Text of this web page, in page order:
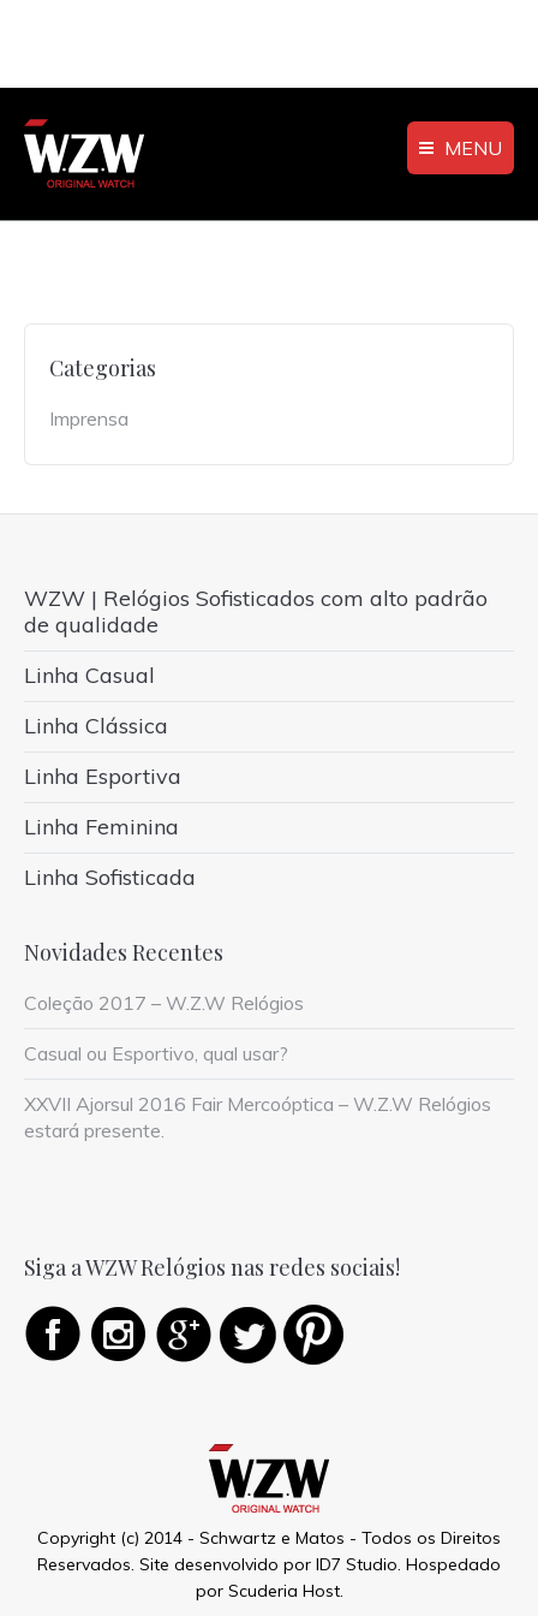
MENU
Categorias
Imprensa
WZW | Relógios Sofisticados com alto padrão
de qualidade
Linha Casual
Linha Clássica
Linha Esportiva
Linha Feminina
Linha Sofisticada
Novidades Recentes
Coleção 2017 – W.Z.W Relógios
Casual ou Esportivo, qual usar?
XXVII Ajorsul 2016 Fair Mercoóptica – W.Z.W Relógios
estará presente.
Siga a WZW Relógios nas redes sociais!
Copyright (c) 2014 - Schwartz e Matos - Todos os Direitos
Reservados. Site desenvolvido por ID7 Studio. Hospedado
por Scuderia Host.